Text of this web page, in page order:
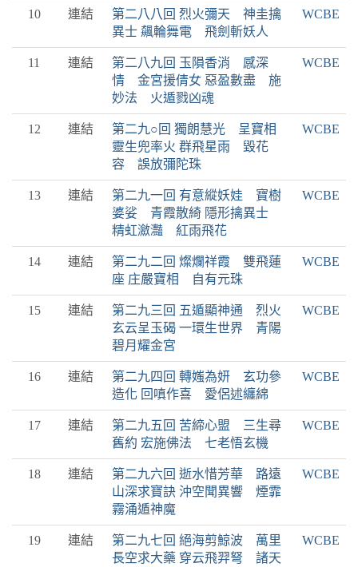
10 連結
第二八八回 烈火彌天 神圭擒
異士 飆輪舞電 飛劍斬妖人
WCBE
11 連結
第二八九回 玉隕香消 感深
情 金宮援倩女 惡盈數盡 施
妙法 火遁戮凶魂
WCBE
12 連結
第二九○回 獨朗慧光 呈寶相
靈生兜率火 群飛星雨 毀花
容 誤放彌陀珠
WCBE
13 連結
第二九一回 有意縱妖娃 寶樹
婆娑 青霞散綺 隱形擒異士
精虹瀲灩 紅雨飛花
WCBE
14 連結
第二九二回 燦爛祥霞 雙飛蓮
座 庄嚴寶相 自有元珠
WCBE
15 連結
第二九三回 五遁顯神通 烈火
玄云呈玉碣 一環生世界 青陽
碧月耀金宮
WCBE
16 連結
第二九四回 轉媸為妍 玄功參
造化 回嗔作喜 愛侶述纏綿
WCBE
17 連結
第二九五回 苦締心盟 三生尋
舊約 宏施佛法 七老悟玄機
WCBE
18 連結
第二九六回 逝水惜芳華 路遠
山深求寶訣 沖空聞異響 煙霏
霧涌遁神魔
WCBE
19 連結
第二九七回 絕海剪鯨波 萬里
長空求大藥 穿云飛羿弩 諸天
WCBE